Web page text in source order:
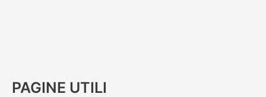
PAGINE UTILI